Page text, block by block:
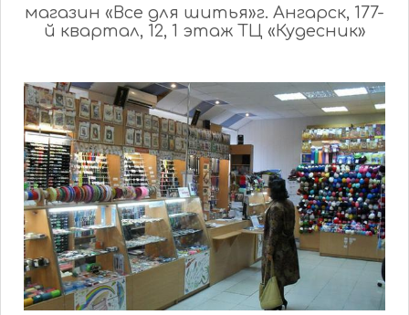
магазин «Все для шитья»г. Ангарск, 177-
й квартал, 12, 1 этаж ТЦ «Кудесник»